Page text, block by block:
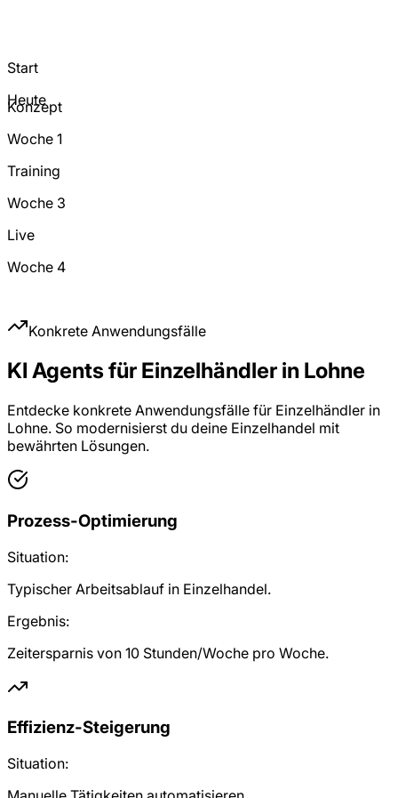
Start
Heute
Konzept
Woche 1
Training
Woche 3
Live
Woche 4
Konkrete Anwendungsfälle
KI Agents für Einzelhändler in Lohne
Entdecke konkrete Anwendungsfälle für Einzelhändler in
Lohne. So modernisierst du deine Einzelhandel mit
bewährten Lösungen.
Prozess-Optimierung
Situation:
Typischer Arbeitsablauf in Einzelhandel.
Ergebnis:
Zeitersparnis von 10 Stunden/Woche pro Woche.
Effizienz-Steigerung
Situation: